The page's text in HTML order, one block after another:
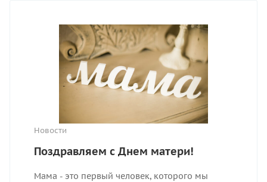
Новости
Поздравляем с Днем матери!
Мама - это первый человек, которого мы